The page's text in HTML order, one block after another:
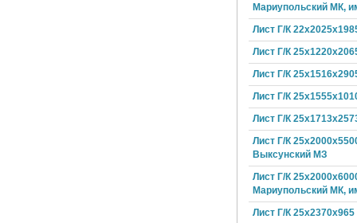
Мариупольский МК,
Лист Г/К
Лист Г/К
Лист Г/К
Лист Г/К
Лист Г/К
Лист Г/К
Выксунский МЗ
Лист Г/К
Мариупольский МК,
Лист Г/К 25х2370х965